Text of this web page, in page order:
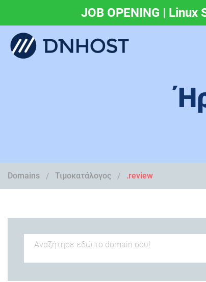
JOB OPENING |
.eu & .ευ
Domains Τιμοκατάλογος .review